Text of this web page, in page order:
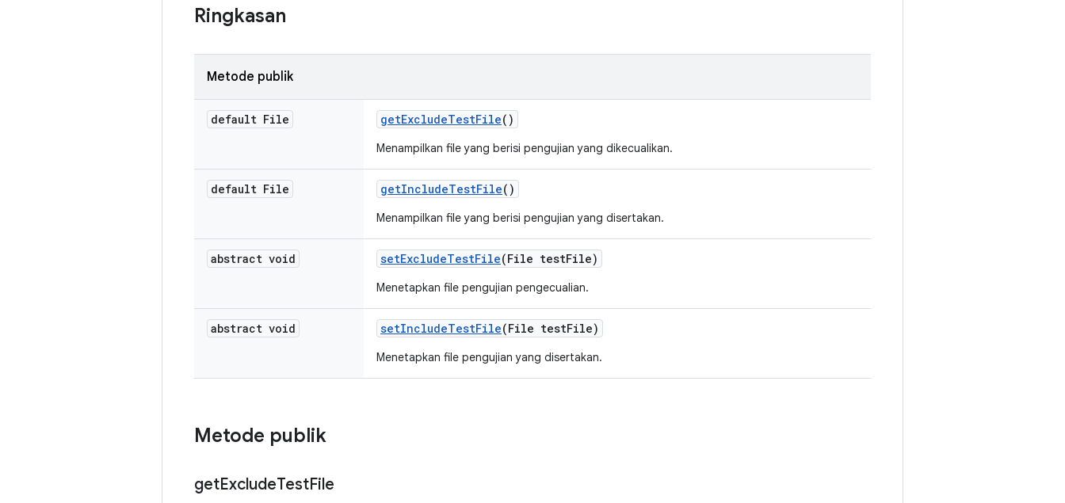
Ringkasan
Metode publik
default File getExcludeTestFile()
Menampilkan file yang berisi pengujian yang dikecualikan.
default File getIncludeTestFile()
Menampilkan file yang berisi pengujian yang disertakan.
abstract void setExcludeTestFile(File testFile)
Menetapkan file pengujian pengecualian.
abstract void setIncludeTestFile(File testFile)
Menetapkan file pengujian yang disertakan.
Metode publik
getExcludeTestFile